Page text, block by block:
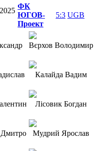
ФК
ЮГОВ-
Проект
5:3 UGB
Вєрхов Володимир
Калайда Вадим
Лісовик Богдан
Мудрий Ярослав